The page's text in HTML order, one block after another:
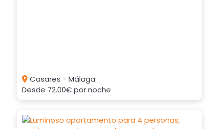
Casares - Málaga
Desde 72.00€por noche